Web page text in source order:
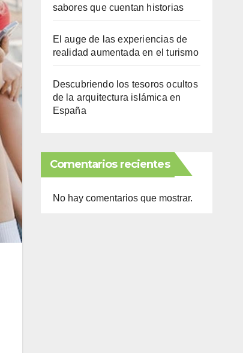
sabores que cuentan historias
El auge de las experiencias de
realidad aumentada en el turismo
Descubriendo los tesoros ocultos
de la arquitectura islámica en
España
Comentarios recientes
No hay comentarios que mostrar.